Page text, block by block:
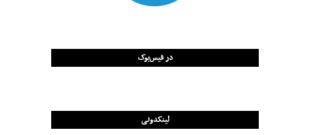
در فیس‌بوک
لینکدونی